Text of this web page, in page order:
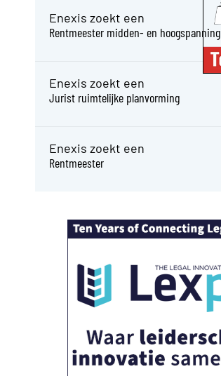
Enexis zoekt een
Rentmeester midden- en hoogspanning
Enexis zoekt een
Jurist ruimtelijke planvorming
Enexis zoekt een
Rentmeester